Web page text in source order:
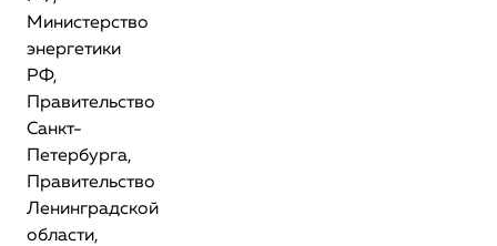
Министерство
энергетики
РФ,
Правительство
Санкт-
Петербурга,
Правительство
Ленинградской
области,